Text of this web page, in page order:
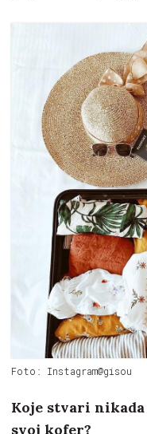
Foto: Instagram@gisou
Koje stvari
svoj kofer?